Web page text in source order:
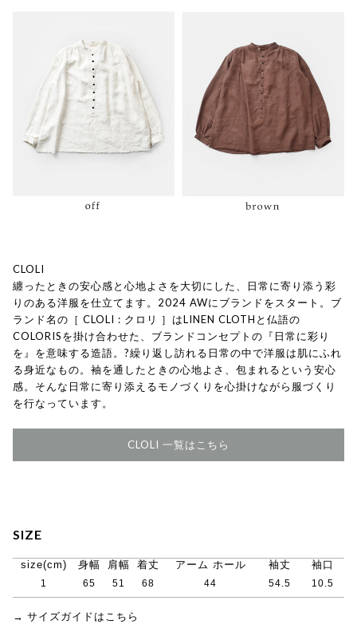
CLOLI
纏ったときの安心感と心地よさを大切にした、日常に寄り添う彩
りのある洋服を仕立てます。2024 AWにブランドをスタート。ブ
ランド名の［ CLOLI : クロリ ］はLINEN CLOTHと仏語の
COLORISを掛け合わせた、ブランドコンセプトの『日常に彩り
を』を意味する造語。?繰り返し訪れる日常の中で洋服は肌にふれ
る身近なもの。袖を通したときの心地よさ、包まれるという安心
感。そんな日常に寄り添えるモノづくりを心掛けながら服づくり
を行なっています。
CLOLI 一覧はこちら
SIZE
size(cm) 身幅 肩幅 着丈 アーム ホール 袖丈 袖口
1 65 51 68 44 54.5 10.5
→ サイズガイドはこちら